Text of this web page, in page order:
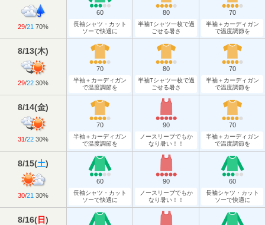
29/21 70%
60
長袖シャツ・カット
ソーで快適に
80
半袖Tシャツ一枚で過
ごせる暑さ
70
半袖＋カーディガン
で温度調節を
8/13(木)
29/22 30%
70
半袖＋カーディガン
で温度調節を
80
半袖Tシャツ一枚で過
ごせる暑さ
70
半袖＋カーディガン
で温度調節を
8/14(金)
31/22 30%
70
半袖＋カーディガン
で温度調節を
90
ノースリーブでもか
なり暑い！！
70
半袖＋カーディガン
で温度調節を
8/15(土)
30/21 30%
60
長袖シャツ・カット
ソーで快適に
90
ノースリーブでもか
なり暑い！！
60
長袖シャツ・カット
ソーで快適に
8/16(日)